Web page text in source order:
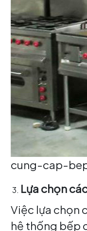
cung-cap-
Lựa chọn
Việc lựa chọn
hệ thống bếp